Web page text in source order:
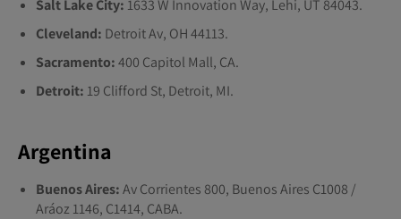
Salt Lake City: 1633 W Innovation Way, Lehi, UT 84043.
Cleveland: Detroit Av, OH 44113.
Sacramento:400 Capitol Mall, CA.
Detroit: 19 Clifford St, Detroit, MI.
Argentina
Buenos Aires:Av Corrientes 800, Buenos Aires C1008 /
Aráoz 1146, C1414, CABA.